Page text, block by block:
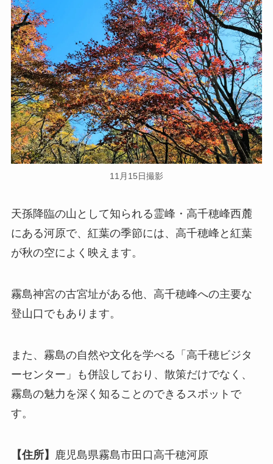
11月15日撮影
天孫降臨の山として知られる霊峰・高千穂峰西麓
にある河原で、紅葉の季節には、高千穂峰と紅葉
が秋の空によく映えます。
霧島神宮の古宮址がある他、高千穂峰への主要な
登山口でもあります。
また、霧島の自然や文化を学べる「高千穂ビジタ
ーセンター」も併設しており、散策だけでなく、
霧島の魅力を深く知ることのできるスポットで
す。
【住所】 鹿児島県霧島市田口高千穂河原